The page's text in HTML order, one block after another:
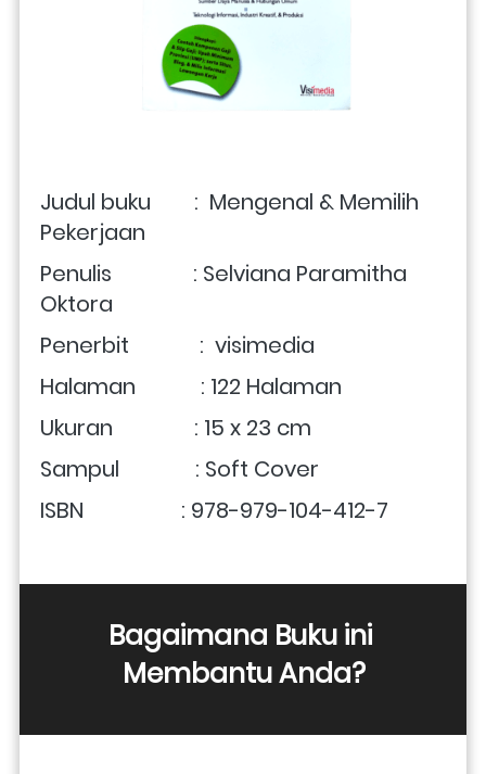
Judul buku        :  Mengenal & Memilih
Pekerjaan
Penulis               : Selviana Paramitha
Oktora
Penerbit             : visimedia
Halaman            : 122 Halaman
Ukuran               : 15 x 23 cm
Sampul              : Soft Cover
ISBN                  : 978-979-104-412-7
Bagaimana Buku ini
Membantu Anda?